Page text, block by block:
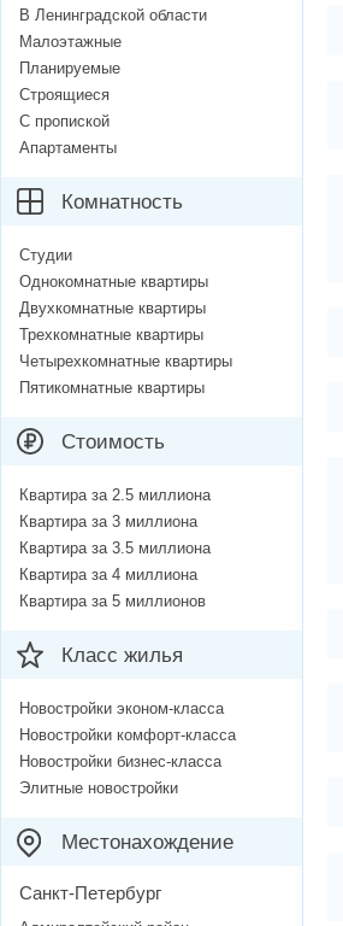
В Ленинградской области
Малоэтажные
Планируемые
Строящиеся
С пропиской
Апартаменты
Комнатность
Студии
Однокомнатные квартиры
Двухкомнатные квартиры
Трехкомнатные квартиры
Четырехкомнатные квартиры
Пятикомнатные квартиры
Стоимость
Квартира за 2.5 миллиона
Квартира за 3 миллиона
Квартира за 3.5 миллиона
Квартира за 4 миллиона
Квартира за 5 миллионов
Класс жилья
Новостройки эконом-класса
Новостройки комфорт-класса
Новостройки бизнес-класса
Элитные новостройки
Местонахождение
Санкт-Петербург